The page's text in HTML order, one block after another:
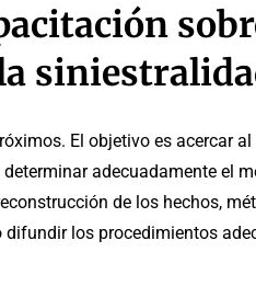
El objetivo es acercar
adecuadamente el
de los hechos,
los procedimientos